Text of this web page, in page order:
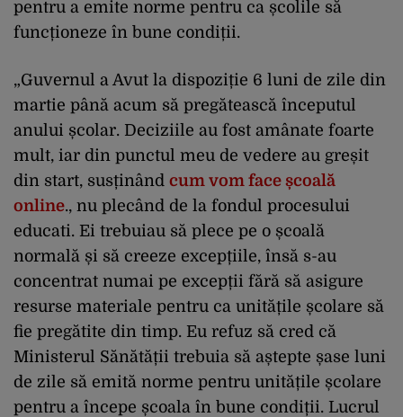
pentru a emite norme pentru ca școlile să
funcționeze în bune condiții.
„Guvernul a Avut la dispoziție 6 luni de zile din
martie până acum să pregătească începutul
anului școlar. Deciziile au fost amânate foarte
mult, iar din punctul meu de vedere au greșit
din start, susținând cum vom face școală
online., nu plecând de la fondul procesului
educati. Ei trebuiau să plece pe o școală
normală și să creeze excepțiile, însă s-au
concentrat numai pe excepții fără să asigure
resurse materiale pentru ca unitățile școlare să
fie pregătite din timp. Eu refuz să cred că
Ministerul Sănătății trebuia să aștepte șase luni
de zile să emită norme pentru unitățile școlare
pentru a începe școala în bune condiții. Lucrul